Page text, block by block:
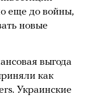
еще до войны,
новые
выгода
как
Украинские